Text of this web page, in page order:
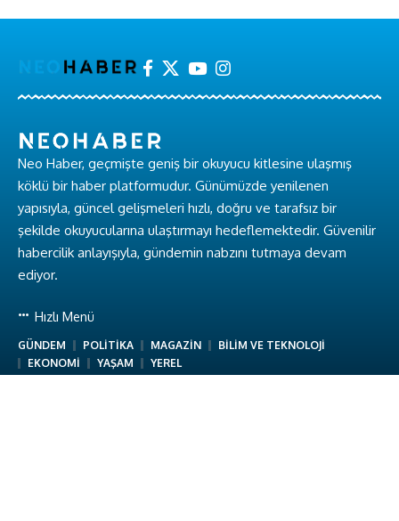
Neo Haber, geçmişte geniş bir okuyucu kitlesine ulaşmış
köklü bir haber platformudur. Günümüzde yenilenen
yapısıyla, güncel gelişmeleri hızlı, doğru ve tarafsız bir
şekilde okuyucularına ulaştırmayı hedeflemektedir. Güvenilir
habercilik anlayışıyla, gündemin nabzını tutmaya devam
ediyor.
Hızlı Menü
GÜNDEM POLİTİKA MAGAZİN
BİLİM VE TEKNOLOJİ
EKONOMİ
YAŞAM YEREL